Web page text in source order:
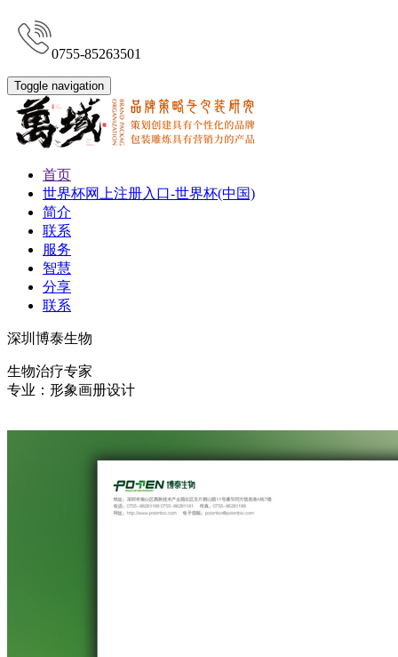
0755-85263501
Toggle navigation
首页
世界杯网上注册入口-世界杯(中国)
简介
联系
服务
智慧
分享
联系
深圳博泰生物
生物治疗专家
专业：形象画册设计